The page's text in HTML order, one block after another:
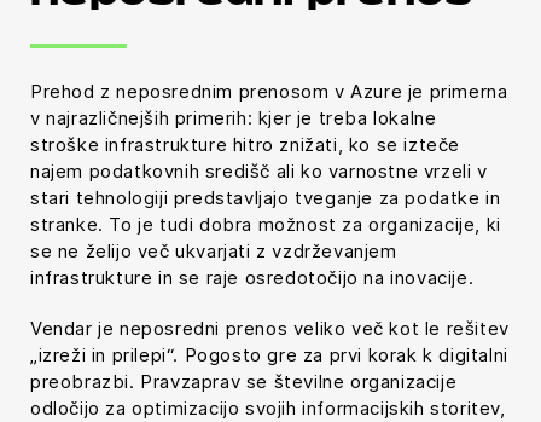
Prehod z neposrednim prenosom v Azure je primerna
v najrazličnejših primerih: kjer je treba lokalne
stroške infrastrukture hitro znižati, ko se izteče
najem podatkovnih središč ali ko varnostne vrzeli v
stari tehnologiji predstavljajo tveganje za podatke in
stranke. To je tudi dobra možnost za organizacije, ki
se ne želijo več ukvarjati z vzdrževanjem
infrastrukture in se raje osredotočijo na inovacije.
Vendar je neposredni prenos veliko več kot le rešitev
„izreži in prilepi“. Pogosto gre za prvi korak k digitalni
preobrazbi. Pravzaprav se številne organizacije
odločijo za optimizacijo svojih informacijskih storitev,